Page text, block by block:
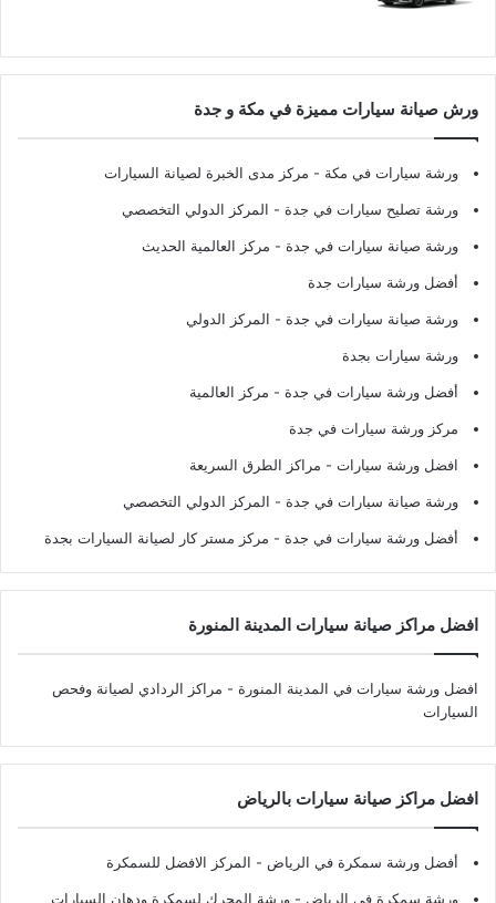
ورش صيانة سيارات مميزة في مكة و جدة
ورشة سيارات في مكة - مركز مدى الخبرة لصيانة السيارات
ورشة تصليح سيارات في جدة - المركز الدولي التخصصي
ورشة صيانة سيارات في جدة - مركز العالمية الحديث
أفضل ورشة سيارات جدة
ورشة صيانة سيارات في جدة - المركز الدولي
ورشة سيارات بجدة
أفضل ورشة سيارات في جدة - مركز العالمية
مركز ورشة سيارات في جدة
افضل ورشة سيارات - مراكز الطرق السريعة
ورشة صيانة سيارات في جدة - المركز الدولي التخصصي
أفضل ورشة سيارات في جدة - مركز مستر كار لصيانة السيارات بجدة
افضل مراكز صيانة سيارات المدينة المنورة
افضل ورشة سيارات في المدينة المنورة - مراكز الردادي لصيانة وفحص
السيارات
افضل مراكز صيانة سيارات بالرياض
أفضل ورشة سمكرة في الرياض - المركز الافضل للسمكرة
ورشة سمكرة في الرياض - ورشة المحرك لسمكرة ودهان السيارات